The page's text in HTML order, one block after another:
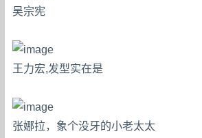
吴宗宪
王力宏,发型实在是
张娜拉，象个没牙的小老太太